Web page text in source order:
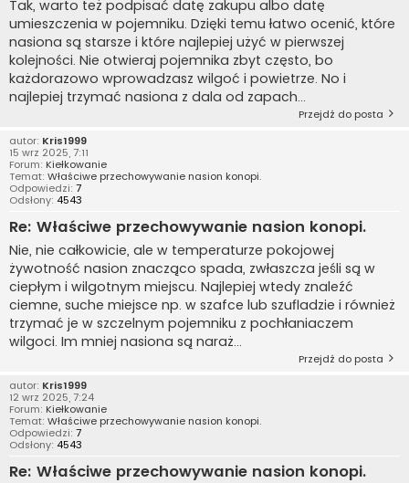
Tak, warto też podpisać datę zakupu albo datę
umieszczenia w pojemniku. Dzięki temu łatwo ocenić, które
nasiona są starsze i które najlepiej użyć w pierwszej
kolejności. Nie otwieraj pojemnika zbyt często, bo
każdorazowo wprowadzasz wilgoć i powietrze. No i
najlepiej trzymać nasiona z dala od zapach...
Przejdź do posta
autor: Kris1999
15 wrz 2025, 7:11
Forum: Kiełkowanie
Temat: Właściwe przechowywanie nasion konopi.
Odpowiedzi: 7
Odsłony: 4543
Re: Właściwe przechowywanie nasion konopi.
Nie, nie całkowicie, ale w temperaturze pokojowej
żywotność nasion znacząco spada, zwłaszcza jeśli są w
ciepłym i wilgotnym miejscu. Najlepiej wtedy znaleźć
ciemne, suche miejsce np. w szafce lub szufladzie i również
trzymać je w szczelnym pojemniku z pochłaniaczem
wilgoci. Im mniej nasiona są naraż...
Przejdź do posta
autor: Kris1999
12 wrz 2025, 7:24
Forum: Kiełkowanie
Temat: Właściwe przechowywanie nasion konopi.
Odpowiedzi: 7
Odsłony: 4543
Re: Właściwe przechowywanie nasion konopi.